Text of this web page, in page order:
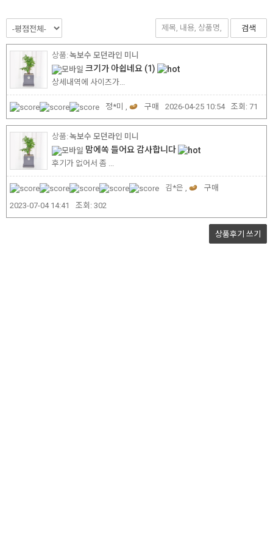
검색
녹보수 모던라인 미니
크기가 아쉽네요 (1)
상세내역에 사이즈가...
정*미 , 구매 2026-04-25 10:54 조회: 71
녹보수 모던라인 미니
맘에쏙 들어요 감사합니다
후기가 없어서 좀 ...
김*은 ,
구매
2023-07-04 14:41
조회: 302
상품후기 쓰기